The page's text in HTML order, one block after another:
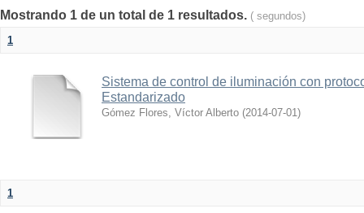
Mostrando 1 de un total de 1 resultados. ( segundos)
1
Sistema de control de iluminación con
Estandarizado
Gómez Flores, Víctor Alberto (2014-07-01)
1